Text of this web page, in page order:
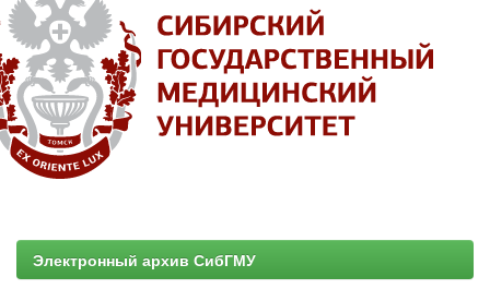
Электронный архив СибГМУ